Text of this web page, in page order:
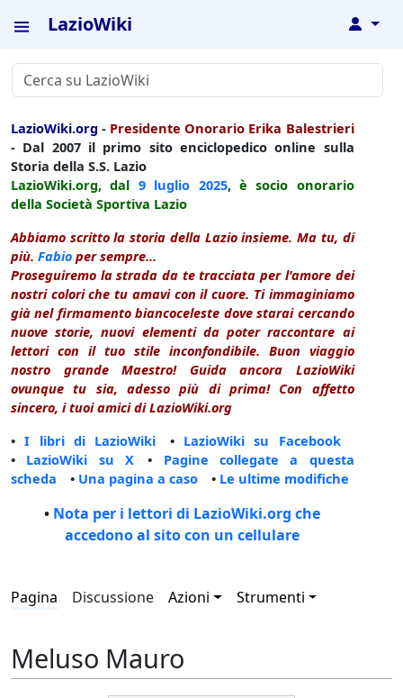
LazioWiki ↓
LazioWiki.org - Presidente Onorario Erika Balestrieri
- Dal 2007 il primo sito enciclopedico online sulla
Storia della S.S. Lazio
LazioWiki.org, dal 9 luglio 2025, è socio onorario
della Società Sportiva Lazio
Abbiamo scritto la storia della Lazio insieme. Ma tu, di
più. Fabio per sempre...
Proseguiremo la strada da te tracciata per l'amore dei
nostri colori che tu amavi con il cuore. Ti immaginiamo
già nel firmamento biancoceleste dove starai cercando
nuove storie, nuovi elementi da poter raccontare ai
lettori con il tuo stile inconfondibile. Buon viaggio
nostro grande Maestro! Guida ancora LazioWiki
ovunque tu sia, adesso più di prima! Con affetto
sincero, i tuoi amici di LazioWiki.org
•I libri di LazioWiki • LazioWiki su Facebook
• LazioWiki su X • Pagine collegate a questa
scheda • Una pagina a caso • Le ultime modifiche
• Nota per i lettori di LazioWiki.org che
accedono al sito con un cellulare
Pagina Discussione Azioni Strumenti
Meluso Mauro